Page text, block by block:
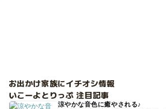
お出かけ家族にイチオシ情報
いこーよとりっぷ 注目記事
涼やかな音色に癒やされる♪